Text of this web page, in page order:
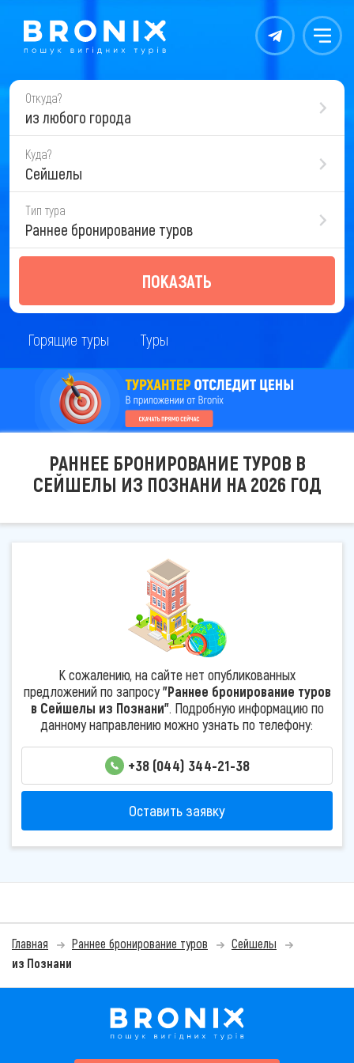
Контакты Меню
Откуда?
из любого города
Куда?
Сейшелы
Тип тура
Раннее бронирование туров
ПОКАЗАТЬ
Горящие туры Туры
РАННЕЕ БРОНИРОВАНИЕ ТУРОВ В
СЕЙШЕЛЫ ИЗ ПОЗНАНИ НА 2026 ГОД
К сожалению, на сайте нет опубликованных
предложений по запросу"Раннее бронирование туров
в Сейшелы из Познани". Подробную информацию по
данному направлению можно узнать по телефону:
+38 (044) 344-21-38
Оставить заявку
Главная Раннее бронирование туров
Сейшелы
из Познани